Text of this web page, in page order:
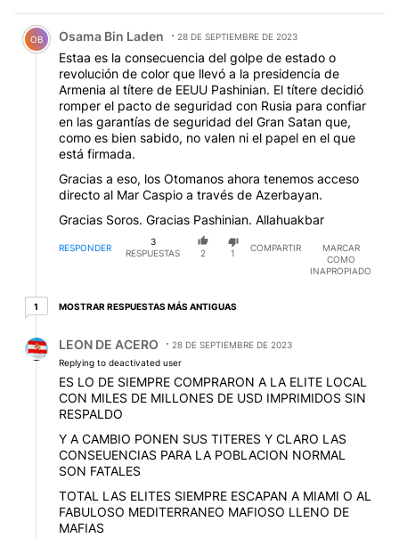
Comentario de Osama Bin Laden.
OB Osama Bin Laden 28 DE SEPTIEMBRE DE 2023
Estaa es la consecuencia del golpe de estado o
revolución de color que llevó a la presidencia de
Armenia al títere de EEUU Pashinian. El títere decidió
romper el pacto de seguridad con Rusia para confiar
en las garantías de seguridad del Gran Satan que,
como es bien sabido, no valen ni el papel en el que
está firmada.
Gracias a eso, los Otomanos ahora tenemos acceso
directo al Mar Caspio a través de Azerbayan.
Gracias Soros. Gracias Pashinian. Allahuakbar
RESPONDER
3
RESPUESTAS
2 1
COMPARTIR
MARCAR
COMO
INAPROPIADO
11 respuesta más antiguas
MOSTRAR RESPUESTAS MÁS ANTIGUAS
LEON DE ACERO
28 DE SEPTIEMBRE DE 2023
Replying to deactivated user
ES LO DE SIEMPRE COMPRARON A LA ELITE LOCAL
CON MILES DE MILLONES DE USD IMPRIMIDOS SIN
RESPALDO
Y A CAMBIO PONEN SUS TITERES Y CLARO LAS
CONSEUENCIAS PARA LA POBLACION NORMAL
SON FATALES
TOTAL LAS ELITES SIEMPRE ESCAPAN A MIAMI O AL
FABULOSO MEDITERRANEO MAFIOSO LLENO DE
MAFIAS